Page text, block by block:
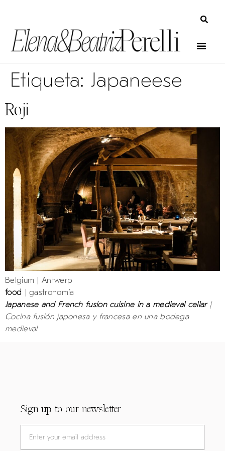
Etiqueta: Japaneese
Roji
Belgium | Antwerp
food
| gastronomía
Japanese and French fusion cuisine in a medieval cellar |
Cocina fusión japonesa y francesa en una bodega
medieval
Sign up to our newsletter